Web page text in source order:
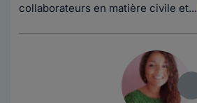
collaborateurs en matière civile et...